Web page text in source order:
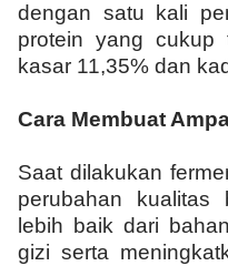
dengan satu kali
protein yang cukup
kasar 11,35% dan
Cara Membuat
Saat dilakukan
perubahan kualitas
lebih baik dari
gizi serta